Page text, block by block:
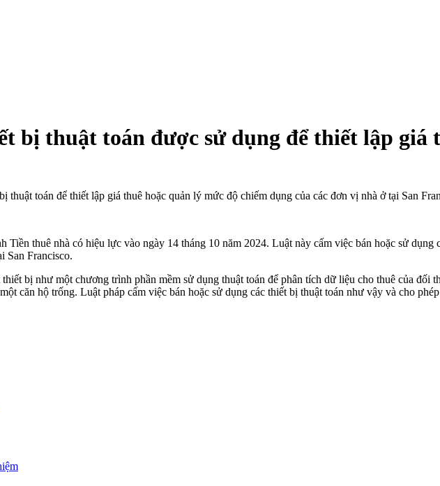
bị thuật toán được sử dụng để thiết lập giá
thuật toán để thiết lập giá thuê hoặc quản lý mức độ chiếm dụng của các đơn vị nhà ở tại San
Tiền thuê nhà có hiệu lực vào ngày 14 tháng 10 năm 2024. Luật này cấm việc bán hoặc sử
San Francisco.
bị như một chương trình phần mềm sử dụng thuật toán để phân tích dữ liệu cho thuê của đối
căn hộ trống. Luật pháp cấm việc bán hoặc sử dụng các thiết bị thuật toán như vậy và cho